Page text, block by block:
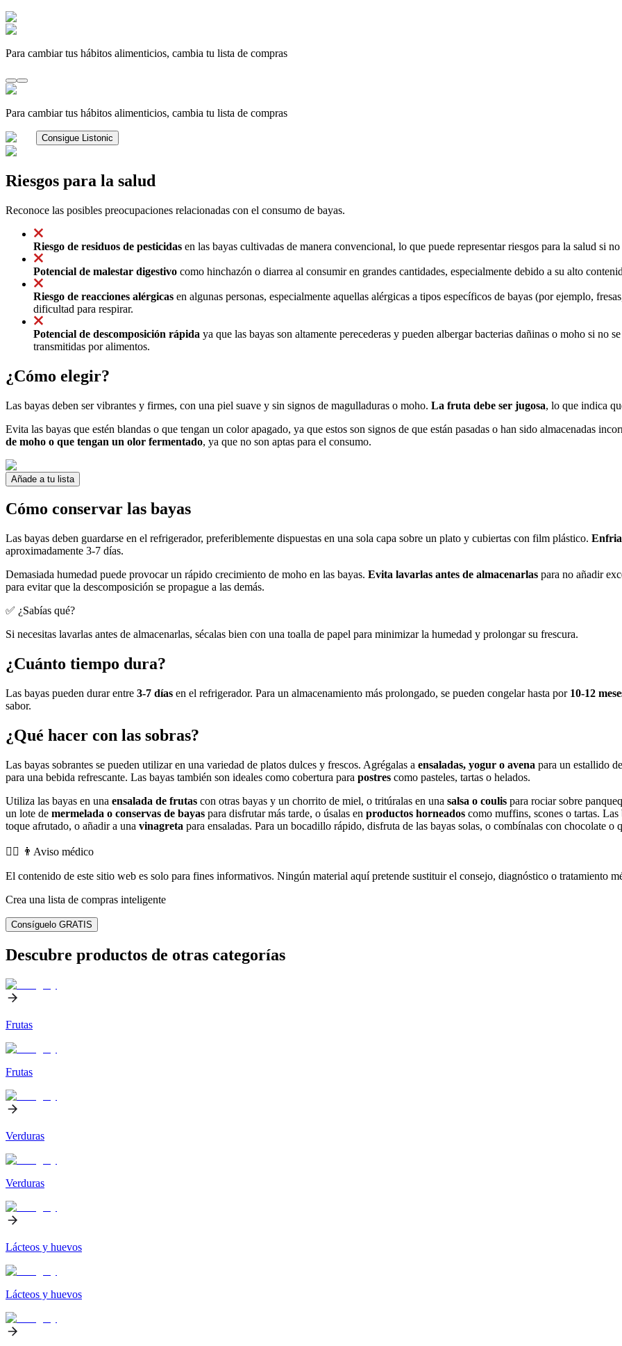
Para cambiar tus hábitos alimenticios, cambia tu lista de compras
Para cambiar tus hábitos alimenticios, cambia tu lista de compras
Consigue Listonic
Riesgos para la salud
Reconoce las posibles preocupaciones relacionadas con el consumo de bayas.
Riesgo de residuos de pesticidas en las bayas cultivadas de manera convencional, lo que puede representar riesgos para la salud si
Potencial de malestar digestivo como hinchazón o diarrea al consumir en grandes cantidades, especialmente debido a su alto
Riesgo de reacciones alérgicas en algunas personas, especialmente aquellas alérgicas a tipos específicos de bayas (por ejemplo,
dificultad para respirar.
Potencial de descomposición rápida ya que las bayas son altamente perecederas y pueden albergar bacterias dañinas o moho si no
transmitidas por alimentos.
¿Cómo elegir?
Las bayas deben ser vibrantes y firmes, con una piel suave y sin signos de magulladuras o moho. La fruta debe ser jugosa, lo que indica
Evita las bayas que estén blandas o que tengan un color apagado, ya que estos son signos de que están pasadas o han sido almacenadas
de moho o que tengan un olor fermentado, ya que no son aptas para el consumo.
Añade a tu lista
Cómo conservar las bayas
Las bayas deben guardarse en el refrigerador, preferiblemente dispuestas en una sola capa sobre un plato y cubiertas con film plástico.
aproximadamente 3-7 días.
Demasiada humedad puede provocar un rápido crecimiento de moho en las bayas. Evita lavarlas antes de almacenarlas para no añadir
para evitar que la descomposición se propague a las demás.
✅ ¿Sabías qué?
Si necesitas lavarlas antes de almacenarlas, sécalas bien con una toalla de papel para minimizar la humedad y prolongar su frescura.
¿Cuánto tiempo dura?
Las bayas pueden durar entre 3-7 días en el refrigerador. Para un almacenamiento más prolongado, se pueden congelar hasta por 10-12
sabor.
¿Qué hacer con las sobras?
Las bayas sobrantes se pueden utilizar en una variedad de platos dulces y frescos. Agrégalas a ensaladas, yogur o avena para un estallido
para una bebida refrescante. Las bayas también son ideales como cobertura para postres como pasteles, tartas o helados.
Utiliza las bayas en una ensalada de frutas con otras bayas y un chorrito de miel, o tritúralas en una salsa o coulis para rociar sobre
un lote de mermelada o conservas de bayas para disfrutar más tarde, o úsalas en productos horneados como muffins, scones o tartas.
toque afrutado, o añadir a una vinagreta para ensaladas. Para un bocadillo rápido, disfruta de las bayas solas, o combínalas con chocolate o
👨‍⚕️️ 👨Aviso médico
El contenido de este sitio web es solo para fines informativos. Ningún material aquí pretende sustituir el consejo, diagnóstico o tratamiento
Crea una lista de compras inteligente
Consíguelo GRATIS
Descubre productos de otras categorías
Frutas
Frutas
Verduras
Verduras
Lácteos y huevos
Lácteos y huevos